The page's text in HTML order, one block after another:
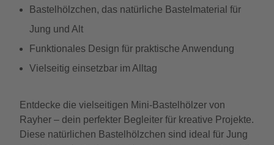
Bastelhölzchen, das natürliche Bastelmaterial für
Jung und Alt
Funktionales Design für praktische Anwendung
Vielseitig einsetzbar im Alltag
Entdecke die vielseitigen Mini-Bastelhölzer von
Rayher – dein perfekter Begleiter für kreative Projekte.
Diese natürlichen Bastelhölzchen sind ideal für Jung